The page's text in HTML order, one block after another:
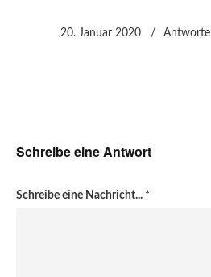
20. Januar 2020 Antworte
Schreibe eine Antwort
Schreibe eine Nachricht... *